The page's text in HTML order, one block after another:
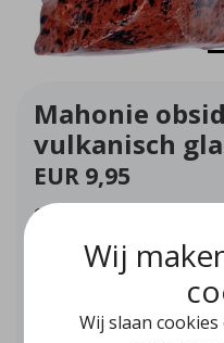
Mahonie
vulkanisch
EUR 9,95
Obsidiaan is natuurlijk glas
beschavingen.
Wij
Wij slaan